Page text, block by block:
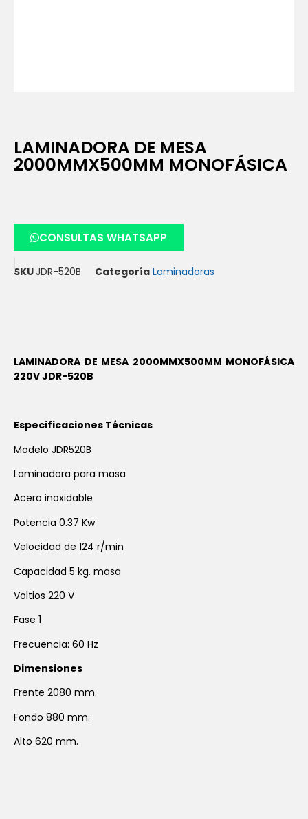
LAMINADORA DE MESA
2000MMX500MM MONOFÁSICA
CONSULTAS WHATSAPP
SKUJDR-520B Categoría Laminadoras
LAMINADORA DE MESA 2000MMX500MM MONOFÁSICA
220V JDR-520B
Especificaciones Técnicas
Modelo JDR520B
Laminadora para masa
Acero inoxidable
Potencia 0.37 Kw
Velocidad de 124 r/min
Capacidad 5 kg. masa
Voltios 220 V
Fase 1
Frecuencia: 60 Hz
Dimensiones
Frente 2080 mm.
Fondo 880 mm.
Alto 620 mm.